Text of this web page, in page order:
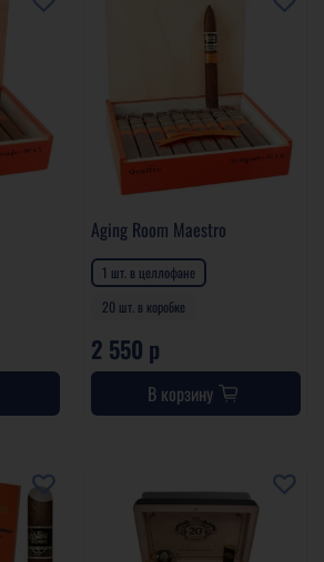
Aging Room Maestro
1 шт. в целлофане
20 шт. в коробке
2 550 р
В корзину